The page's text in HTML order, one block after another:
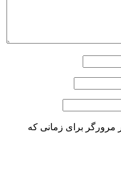
مرورگر برای زمانی که